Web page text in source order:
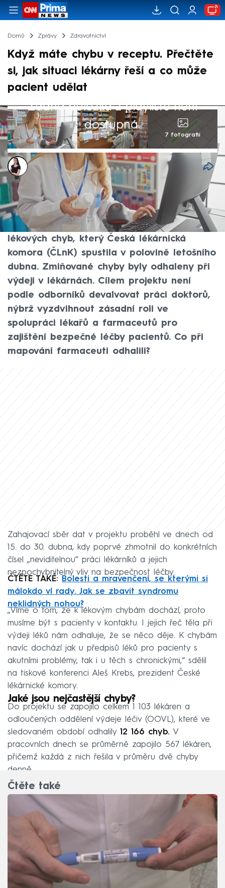
Domů Zprávy Zdravotnictví
Když máte chybu v receptu. Přečtěte
si, jak situaci lékárny řeší a co může
pacient udělat
Žádná položka z playlistu není
dostupná.
7 fotografií
Monika Kabourková
20. čvn 2025, 06:27
Více než dvanáct tisíc pochybení v
předpisech léčiv v průběhu dvou týdnů.
Takový byl výsledek projektu Sledování
lékových chyb, který Česká lékárnická
komora (ČLnK) spustila v polovině letošního
dubna. Zmiňované chyby byly odhaleny při
výdeji v lékárnách. Cílem projektu není
podle odborníků devalvovat práci doktorů,
nýbrž vyzdvihnout zásadní roli ve
spolupráci lékařů a farmaceutů pro
zajištění bezpečné léčby pacientů. Co při
mapování farmaceuti odhalili?
Zahajovací sběr dat v projektu proběhl ve dnech od
15. do 30. dubna, kdy poprvé zhmotnil do konkrétních
čísel „neviditelnou” práci lékárníků a jejich
nezpochybnitelný vliv na bezpečnost léčby.
ČTĚTE TAKÉ:
Bolesti a mravenčení, se kterými si
málokdo ví rady. Jak se zbavit syndromu
neklidných nohou?
„Víme o tom, že k lékovým chybám dochází, proto
musíme být s pacienty v kontaktu. I jejich řeč těla při
výdeji léků nám odhaluje, že se něco děje. K chybám
navíc dochází jak u předpisů léků pro pacienty s
akutními problémy, tak i u těch s chronickými,“ sdělil
na tiskové konferenci Aleš Krebs, prezident České
lékárnické komory.
Jaké jsou nejčastější chyby?
Do projektu se zapojilo celkem 1 103 lékáren a
odloučených oddělení výdeje léčiv (OOVL), které ve
sledovaném období odhalily 12 166 chyb. V
pracovních dnech se průměrně zapojilo 567 lékáren,
přičemž každá z nich řešila v průměru dvě chyby
denně.
Čtěte také